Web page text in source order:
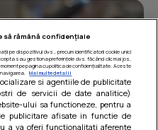
să rămână confidențiale
pe dispozitivul dvs., precum identificatorii cookie unici
sau gestiona preferințele dvs. făcând clic mai jos,
moment pe pagina cu politica de confidențialitate. Aceste
Mai multe detalii
si agentiile de publicitate
de servicii de date analitice)
ului sa functioneze, pentru a
publicitare afisate in functie de
a va oferi functionalitati aferente